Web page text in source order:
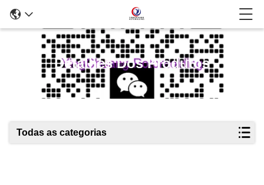
Detalhes Dos Produtos
Todas as categorias